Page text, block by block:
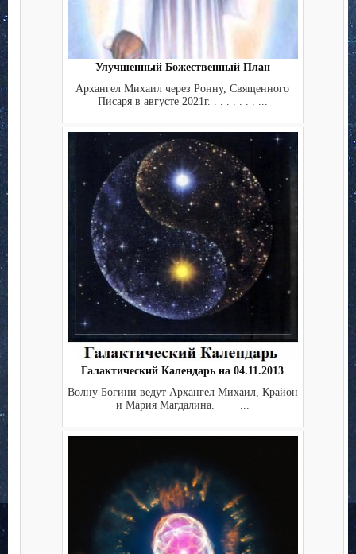
Улучшенный Божественный План
Архангел Михаил через Ронну, Священного
Писаря в августе 2021г. . . . . . . . ...
Галактический Календарь на 04.11.2013
Волну Богини ведут Архангел Михаил, Крайон
и Мария Магдалина. ...